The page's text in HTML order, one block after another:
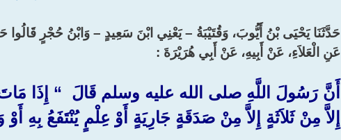
حَدَّثَنَا يَحْيَى بْنُ أَيُّوبَ، وَقُتَيْبَةُ – يَعْنِي ابْنَ سَعِيدٍ – وَابْنُ حُجْرٍ
عَنِ الْعَلاَءِ، عَنْ أَبِيهِ، عَنْ أَبِي هُرَيْرَةَ :‏ ‏
أَنَّ رَسُولَ اللَّهِ صلى الله عليه وسلم قَالَ ‏ “‏ إِذَا
إِلاَّ مِنْ ثَلاَثَةٍ إِلاَّ مِنْ صَدَقَةٍ جَارِيَةٍ أَوْ عِلْمٍ يُنْتَفَعُ بِهِ